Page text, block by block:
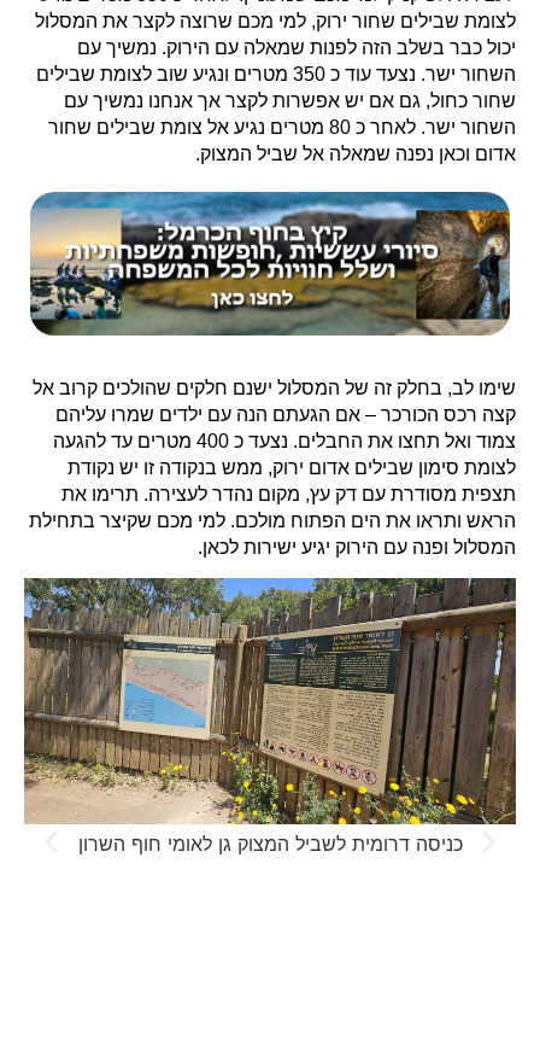
לצומת שבילים שחור ירוק, למי מכם שרוצה לקצר את המסלול
יכול כבר בשלב הזה לפנות שמאלה עם הירוק. נמשיך עם
השחור ישר. נצעד עוד כ 350 מטרים ונגיע שוב לצומת שבילים
שחור כחול, גם אם יש אפשרות לקצר אך אנחנו נמשיך עם
השחור ישר. לאחר כ 80 מטרים נגיע אל צומת שבילים שחור
אדום וכאן נפנה שמאלה אל שביל המצוק.
שימו לב, בחלק זה של המסלול ישנם חלקים שהולכים קרוב אל
קצה רכס הכורכר – אם הגעתם הנה עם ילדים שמרו עליהם
צמוד ואל תחצו את החבלים. נצעד כ 400 מטרים עד להגעה
לצומת סימון שבילים אדום ירוק, ממש בנקודה זו יש נקודת
תצפית מסודרת עם דק עץ, מקום נהדר לעצירה. תרימו את
הראש ותראו את הים הפתוח מולכם. למי מכם שקיצר בתחילת
המסלול ופנה עם הירוק יגיע ישירות לכאן.
כניסה דרומית לשביל המצוק גן לאומי חוף השרון